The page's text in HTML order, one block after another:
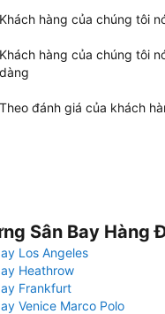
Khách hàng của chúng tôi
Khách hàng của chúng tôi
dàng
Theo đánh giá của khách
Sân Bay Hàng
Los Angeles
Heathrow
Frankfurt
Venice Marco Polo